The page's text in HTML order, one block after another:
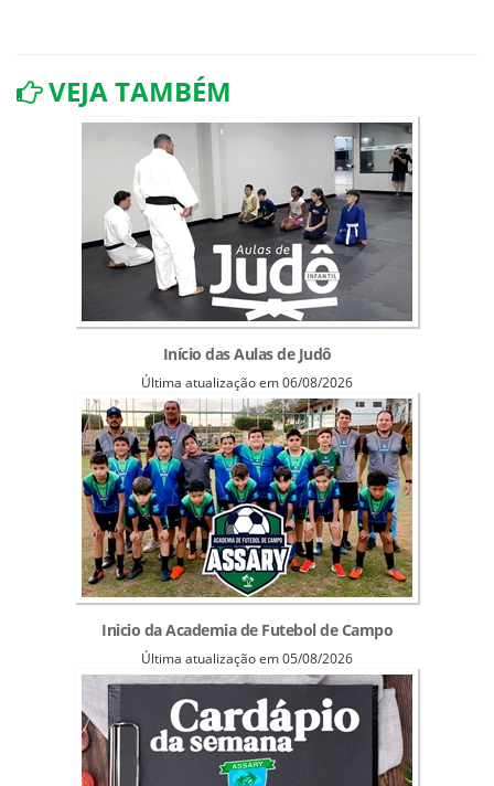
VEJA TAMBÉM
Início das Aulas de Judô
Última atualização em 06/08/2026
Inicio da Academia de Futebol de Campo
Última atualização em 05/08/2026